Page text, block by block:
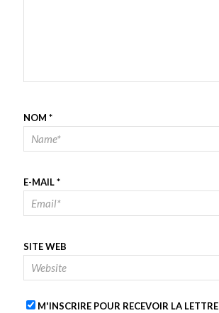
NOM *
E-MAIL*
SITE WEB
M'INSCRIRE POUR RECEVOIR LA LETTRE